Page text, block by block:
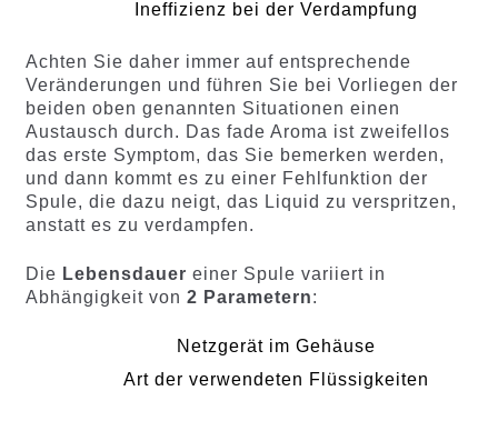
Ineffizienz bei der Verdampfung
Achten Sie daher immer auf entsprechende
Veränderungen und führen Sie bei Vorliegen der
beiden oben genannten Situationen einen
Austausch durch. Das fade Aroma ist zweifellos
das erste Symptom, das Sie bemerken werden,
und dann kommt es zu einer Fehlfunktion der
Spule, die dazu neigt, das Liquid zu verspritzen,
anstatt es zu verdampfen.
Die Lebensdauer einer Spule variiert in
Abhängigkeit von 2 Parametern:
Netzgerät im Gehäuse
Art der verwendeten Flüssigkeiten